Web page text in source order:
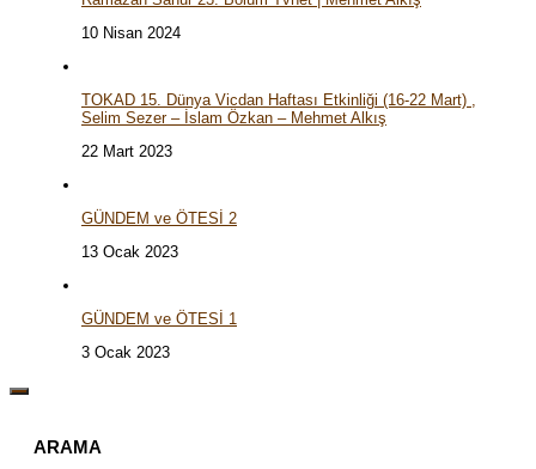
10 Nisan 2024
TOKAD 15. Dünya Vicdan Haftası Etkinliği (16-22 Mart) ,
Selim Sezer – İslam Özkan – Mehmet Alkış
22 Mart 2023
GÜNDEM ve ÖTESİ 2
13 Ocak 2023
GÜNDEM ve ÖTESİ 1
3 Ocak 2023
ARAMA